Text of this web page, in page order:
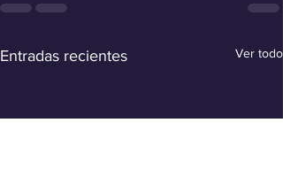
Entradas recientes Ver todo